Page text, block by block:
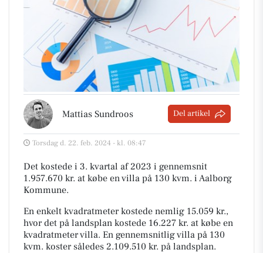
Mattias Sundroos Del artikel
Torsdag d. 22. feb. 2024 - kl. 08:47
Det kostede i 3. kvartal af 2023 i gennemsnit
1.957.670 kr. at købe en villa på 130 kvm. i Aalborg
Kommune.
En enkelt kvadratmeter kostede nemlig 15.059 kr.,
hvor det på landsplan kostede 16.227 kr. at købe en
kvadratmeter villa. En gennemsnitlig villa på 130
kvm. koster således 2.109.510 kr. på landsplan.